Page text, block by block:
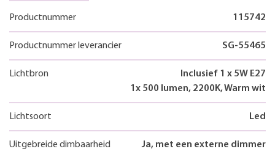
Productnummer 115742
Productnummer leverancier SG-55465
Lichtbron
Inclusief 1 x 5W E27
1x 500 lumen, 2200K, Warm wit
Lichtsoort Led
Uitgebreide dimbaarheid Ja, met een externe dimmer